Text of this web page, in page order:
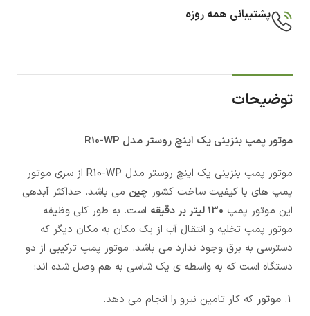
پشتیبانی همه روزه
توضیحات
موتور پمپ بنزینی یک اینچ روستر مدل R10-WP
موتور پمپ بنزینی یک اینچ روستر مدل R10-WP از سری موتور
پمپ های با کیفیت ساخت کشور چین می باشد. حداکثر آبدهی
این موتور پمپ 130 لیتر بر دقیقه
است. به طور کلی وظیفه
موتور پمپ تخلیه و انتقال آب از یک مکان به مکان دیگر که
دسترسی به برق وجود ندارد می باشد. موتور پمپ ترکیبی از دو
دستگاه است که به واسطه ی یک شاسی به هم وصل شده اند:
موتور که کار تامین نیرو را انجام می دهد.